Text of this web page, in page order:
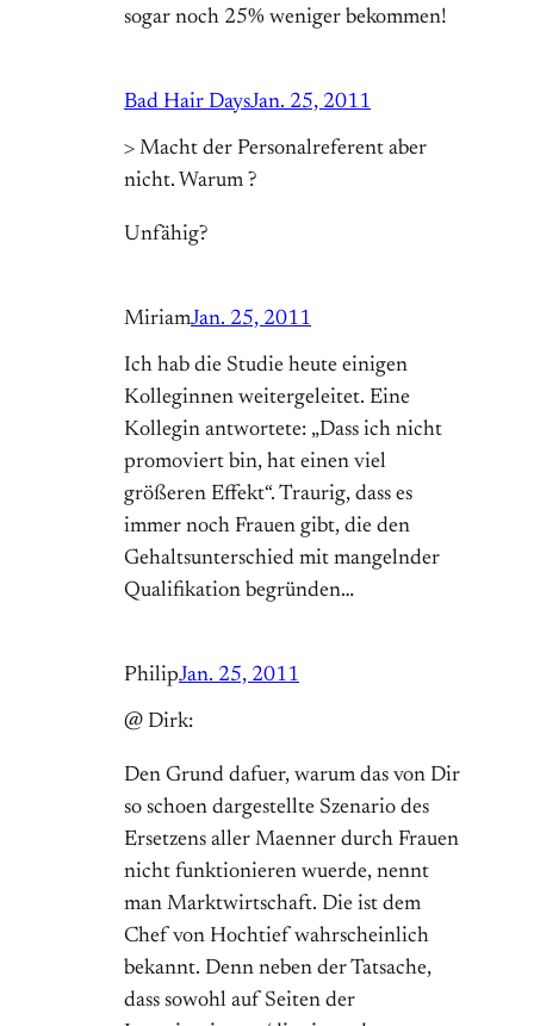
sogar noch 25% weniger bekommen!
Bad Hair DaysJan. 25, 2011
> Macht der Personalreferent aber
nicht. Warum ?
Unfähig?
MiriamJan. 25, 2011
Ich hab die Studie heute einigen
Kolleginnen weitergeleitet. Eine
Kollegin antwortete: „Dass ich nicht
promoviert bin, hat einen viel
größeren Effekt“. Traurig, dass es
immer noch Frauen gibt, die den
Gehaltsunterschied mit mangelnder
Qualifikation begründen…
PhilipJan. 25, 2011
@ Dirk:
Den Grund dafuer, warum das von Dir
so schoen dargestellte Szenario des
Ersetzens aller Maenner durch Frauen
nicht funktionieren wuerde, nennt
man Marktwirtschaft. Die ist dem
Chef von Hochtief wahrscheinlich
bekannt. Denn neben der Tatsache,
dass sowohl auf Seiten der